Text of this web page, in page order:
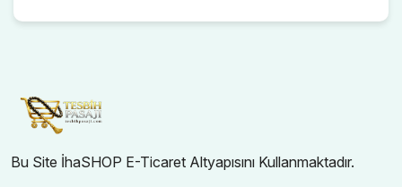
Bu Site İhaSHOP E-Ticaret Altyapısını Kullanmaktadır.